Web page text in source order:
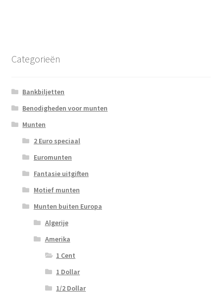
Categorieën
Bankbiljetten
Benodigheden voor munten
Munten
2 Euro speciaal
Euromunten
Fantasie uitgiften
Motief munten
Munten buiten Europa
Algerije
Amerika
1 Cent
1 Dollar
1/2 Dollar